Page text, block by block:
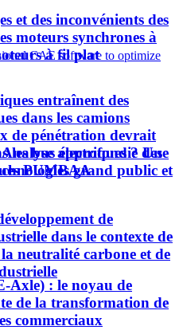
et des inconvénients des
moteurs synchrones à
à fil plat
entraînent des
dans les camions
de pénétration devrait
approfondie des
PUMBAA
les bus électriques ? Une
grand public et
de
dans le contexte de
neutralité carbone et de
Axle) : le noyau de
de la transformation de
commerciaux